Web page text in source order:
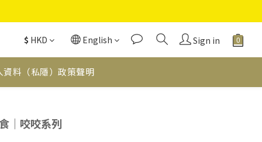
$ HKD English Sign in
資料（私隱）政策聲明
｜咬咬系列